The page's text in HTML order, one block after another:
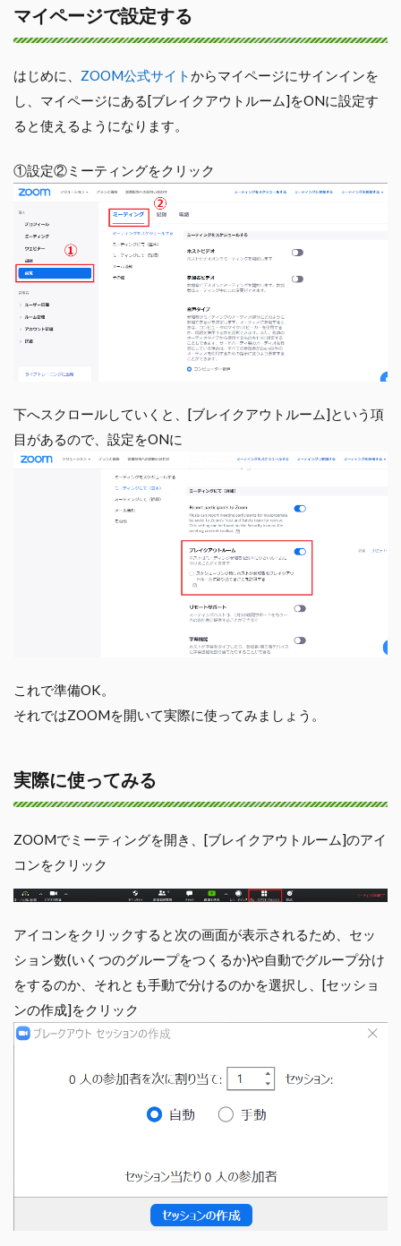
マイページで設定する
はじめに、 ZOOM公式サイトからマイページにサインインを
し、マイページにある[ブレイクアウトルーム]をONに設定す
ると使えるようになります。
①設定②ミーティングをクリック
下へスクロールしていくと、[ブレイクアウトルーム]という項
目があるので、設定をONに
これで準備OK。
それではZOOMを開いて実際に使ってみましょう。
実際に使ってみる
ZOOMでミーティングを開き、[ブレイクアウトルーム]のアイ
コンをクリック
アイコンをクリックすると次の画面が表示されるため、セッ
ション数(いくつのグループをつくるか)や自動でグループ分け
をするのか、それとも手動で分けるのかを選択し、[セッショ
ンの作成]をクリック